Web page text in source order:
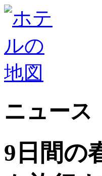
ニュース
9日間の